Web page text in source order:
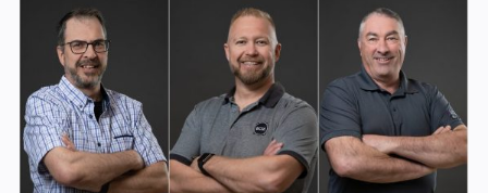
Service d'urgence
accessible 24 h /24
418 545-1698
Adresse postale
340, Émile Couture
Chicoutimi (Québec) G7H 8B6